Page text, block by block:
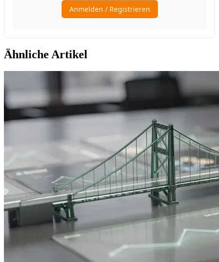
Ähnliche Artikel